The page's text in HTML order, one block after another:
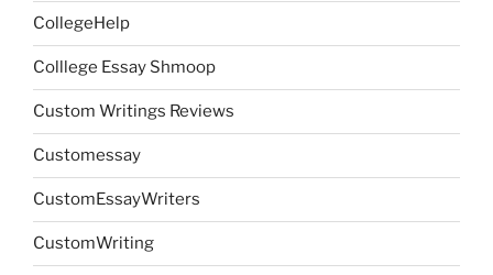
CollegeHelp
Colllege Essay Shmoop
Custom Writings Reviews
Customessay
CustomEssayWriters
CustomWriting